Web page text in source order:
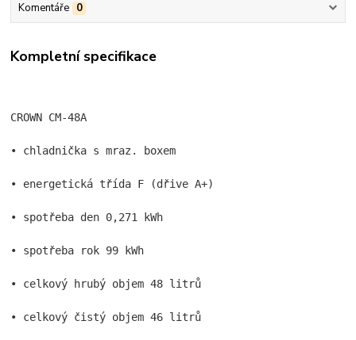
Komentáře 0
Kompletní specifikace
CROWN CM-48A
• chladnička s mraz. boxem
• energetická třída F (dřive A+)
• spotřeba den 0,271 kWh
• spotřeba rok 99 kWh
• celkový hrubý objem 48 litrů
• celkový čistý objem 46 litrů